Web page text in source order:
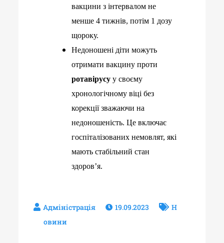
вакцини з інтервалом не
менше 4 тижнів, потім 1 дозу
щороку.
Недоношені діти можуть
отримати вакцину проти
ротавірусу у своєму
хронологічному віці без
корекції зважаючи на
недоношеність. Це включає
госпіталізованих немовлят, які
мають стабільний стан
здоров’я.
19.09.2023
Н
овини